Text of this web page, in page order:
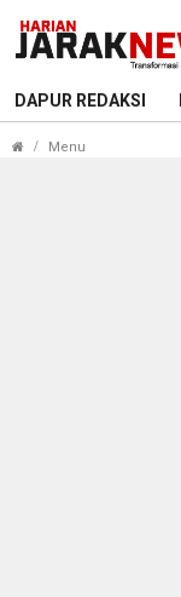
DAPUR REDAKSI
Menu